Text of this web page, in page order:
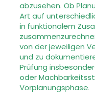
abzusehen. Ob
Art auf
in funktionalem
von der jeweiligen
und zu
Prüfung
oder
Vorplanungsphase.